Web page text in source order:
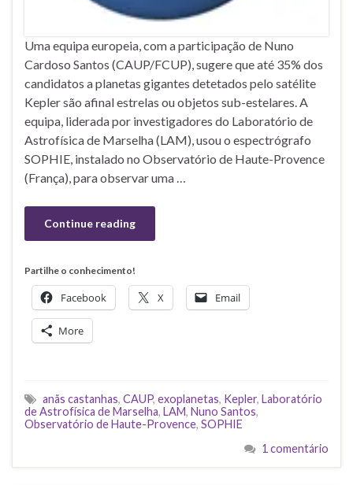
Uma equipa europeia, com a participação de Nuno
Cardoso Santos (CAUP/FCUP), sugere que até 35% dos
candidatos a planetas gigantes detetados pelo satélite
Kepler são afinal estrelas ou objetos sub-estelares. A
equipa, liderada por investigadores do Laboratório de
Astrofísica de Marselha (LAM), usou o espectrógrafo
SOPHIE, instalado no Observatório de Haute-Provence
(França), para observar uma …
Continue reading
Partilhe o conhecimento!
Facebook X Email
More
anãs castanhas, CAUP, exoplanetas, Kepler, Laboratório
de Astrofísica de Marselha, LAM, Nuno Santos,
Observatório de Haute-Provence, SOPHIE
1 comentário